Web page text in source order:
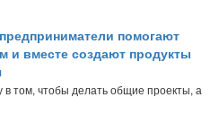
помогают
и вместе создают продукты
в том, чтобы делать общие проекты, а